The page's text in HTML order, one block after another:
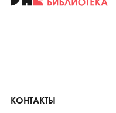
КОНТАКТЫ